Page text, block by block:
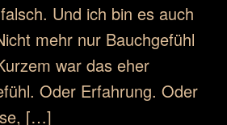
Und ich bin es auch
mehr nur Bauchgefühl
war das eher
Oder Erfahrung. Oder
[…]